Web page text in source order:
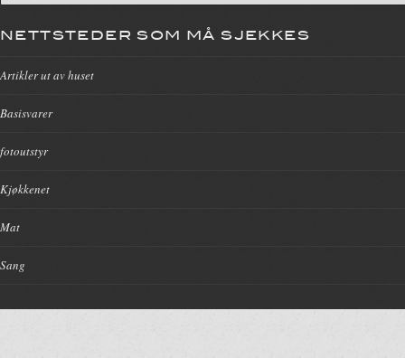
NETTSTEDER SOM MÅ SJEKKES
Artikler ut av huset
Basisvarer
fotoutstyr
Kjøkkenet
Mat
Sang